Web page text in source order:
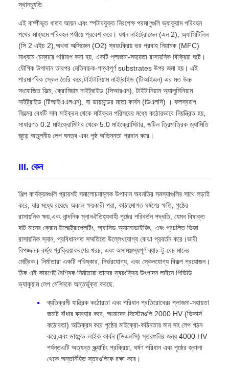
স্থানচ্যুতি.
এই বাষ্পীভূত ধাতব আয়ন এবং স্পটারযুক্ত নিরপেক্ষ পরমাণুগুলি ভ্যাকুয়াম পরিবহন
পথের মাধ্যমে পরিবহন পর্যায়ে প্রবেশ করে। যখন নাইট্রোজেন (এন 2), অ্যাসিটিলিন
(সি 2 এইচ 2),অথবা অক্সিজেন (O2) স্বয়ংক্রিয় ভর প্রবাহ নিয়ামক (MFC)
মাধ্যমে চেম্বারে পরিমাপ করা হয়, একটি প্লাজমা-সহায়তা রাসায়নিক বিক্রিয়া ঘটে।
যৌগিক উপাদান তারপর নেতিবাচক-পন্থাপূর্ণ substrates উপর জমা হয়। এই
পারমাণবিক স্কেল তৈরি করে,টাইটানিয়াম নাইট্রাইড (টিআইএন) এর মত উচ্চ
সংযোজিত ফিল্ম, ক্রোমিয়াম নাইট্রাইড (সিআরএন), টাইটানিয়াম অ্যালুমিনিয়াম
নাইট্রাইড (টিআইএএলএন), বা ডায়মন্ডের মতো কার্বন (ডিএলসি) । ফলস্বরূপ
ফিল্মের বেধটি সাব মাইক্রন থেকে মাইক্রন পরিসরের মধ্যে কঠোরভাবে নিয়ন্ত্রিত হয়,
সাধারণত 0.2 মাইক্রোমিটার থেকে 5.0 মাইক্রোমিটার, জটিল ত্রিমাত্রিক জ্যামিতি
জুড়ে অতুলনীয় লেপ ঘনত্ব এবং পৃষ্ঠ অভিন্নতা প্রদান করে।
III. কেন
শিল্প কার্যক্রমগুলি প্রায়শই সমালোচনামূলক উপাদান অবনতির সমস্যাগুলির সাথে লড়াই
করে, যার মধ্যে রয়েছে অকাল ক্ষয়কারী পরা, কাঠামোগত ঘর্ষণের ক্ষতি, পৃষ্ঠের
রাসায়নিক ক্ষয়,এবং নান্দনিক ম্লানঐতিহ্যবাহী পৃষ্ঠের পরিবর্তন পদ্ধতি, যেমন বিষাক্ত
ষাট মানের ক্রোম ইলেক্ট্রোপ্লেটিং, অ্যাসিড অ্যানোডাইজিং, এবং প্রচলিত ভিজা
রাসায়নিক স্নান, প্রবিধানগত সম্মতিতে উল্লেখযোগ্য বোঝা প্রবর্তন করে।ভারী
বিপজ্জনক বর্জ্য প্রক্রিয়াকরণের খরচ, এবং অসামঞ্জস্যপূর্ণ ব্যাচ-টু-বেচ মানের
মেট্রিক। নির্মাতারা একটি পরিষ্কার, নির্ভরযোগ্য, এবং স্কেলযোগ্য বিকল্প প্রয়োজন।
ঠিক এই কারণেই বৈশ্বিক নির্মাতারা তাদের স্বয়ংক্রিয় উৎপাদন লাইনে পিভিডি
ভ্যাকুয়াম লেপ মেশিনকে অন্তর্ভুক্ত করছে.
ব্যতিক্রমী যান্ত্রিক কঠোরতা এবং পরিধান প্রতিরোধেরঃ প্লাজমা-সহায়তা
জমাট বাঁধার ব্যবহার করে, আমাদের সিস্টেমগুলি 2000 HV (ভিকার্স
কঠোরতা) অতিক্রম করে পৃষ্ঠের মাইক্রো-কঠিনতার মান সহ লেপ গঠন
করে,এবং ডায়মন্ড-লাইক কার্বন (ডিএলসি) স্তরগুলির জন্য 4000 HV
পর্যন্তএটি অত্যন্ত স্ক্র্যাচিং প্রক্রিয়া, ঘর্ষণ পরিধান এবং পৃষ্ঠের জ্বালা
থেকে অন্তর্নিহিত স্তরগুলিকে রক্ষা করে।